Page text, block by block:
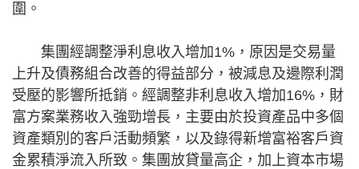
圍。
集團經調整淨利息收入增加1%，原因是交易量
上升及債務組合改善的得益部分，被減息及邊際利潤
受壓的影響所抵銷。經調整非利息收入增加16%，財
富方案業務收入強勁增長，主要由於投資產品中多個
資產類別的客戶活動頻繁，以及錄得新增富裕客戶資
金累積淨流入所致。集團放貸量高企，加上資本市場